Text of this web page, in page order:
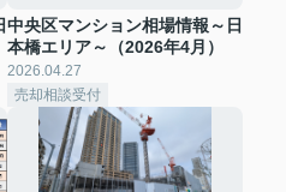
中央区マンション相場情報～日
本橋エリア～（2026年4月）
2026.04.27
売却相談受付